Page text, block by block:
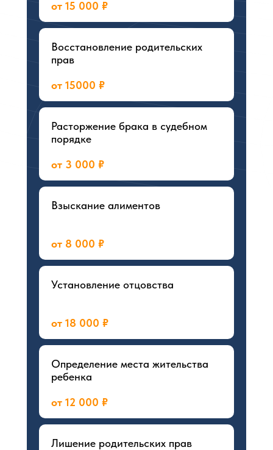
Расторжение брака в судебном
порядке
от 3 000 ₽
Взыскание алиментов
от 8 000 ₽
Установление отцовства
от 18 000 ₽
Определение места жительства
ребенка
от 12 000 ₽
от 15 000 ₽
Лишение родительских прав
Восстановление родительских
прав
от 15000 ₽